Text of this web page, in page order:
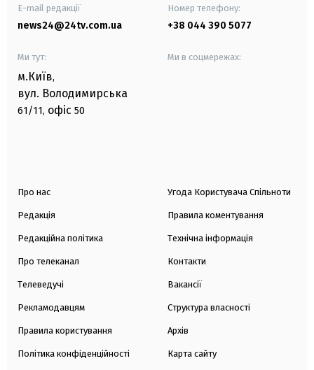
E-mail редакції
news24@24tv.com.ua
Номер телефону:
+38 044 390 5077
Ми тут:
м.Київ,
вул. Володимирська
61/11, офіс 50
Ми в соцмережах:
Про нас
Редакція
Редакційна політика
Про телеканал
Телеведучі
Рекламодавцям
Правила користування
Політика конфіденційності
Угода Користувача Спільноти
Правила коментування
Технічна інформація
Контакти
Вакансії
Структура власності
Архів
Карта сайту